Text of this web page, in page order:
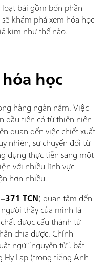
bài gồm bốn phần
khám phá xem hóa học
kim như thế nào.
học
hàng ngàn năm. Việc
đầu tiên có từ thiên niên
quan đến việc chiết xuất
nhiên, sự chuyển đổi từ
dụng thực tiễn sang một
với nhiều lĩnh vực
hơn nhiều.
TCN) quan tâm đến
thầy của mình là
được cấu thành từ
chia được. Chính
ngữ “nguyên tử”, bắt
Hy Lạp (trong tiếng Anh